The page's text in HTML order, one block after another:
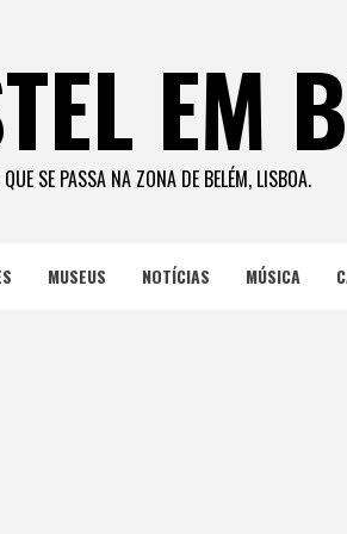
EM
SE PASSA NA ZONA DE BELÉM, LISBOA.
MUSEUS NOTÍCIAS MÚSICA